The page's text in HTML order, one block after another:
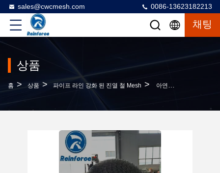
sales@cwcmesh.com 0086-13623182213
채팅
상품
홈 > 상품 > 파이프 라인 강화 된 진열 철 Mesh > 아연 도금 파이프 메쉬 매장 파이프라인 강화 용접 메쉬